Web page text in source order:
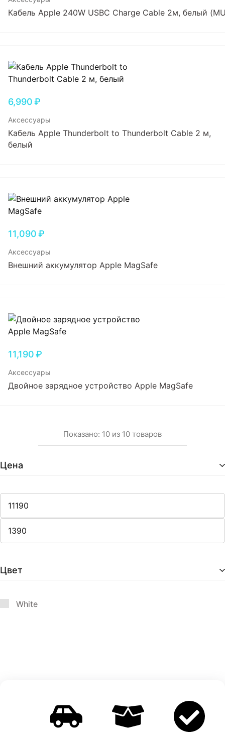
Кабель Apple 240W USBC Charge Cable 2м, белый
6,990₽
Аксессуары
Кабель Apple Thunderbolt to Thunderbolt Cable 2 м,
белый
11,090₽
Аксессуары
Внешний аккумулятор Apple MagSafe
11,190₽
Аксессуары
Двойное зарядное устройство Apple MagSafe
Показано: 10 из 10 товаров
Цена
Цвет
White